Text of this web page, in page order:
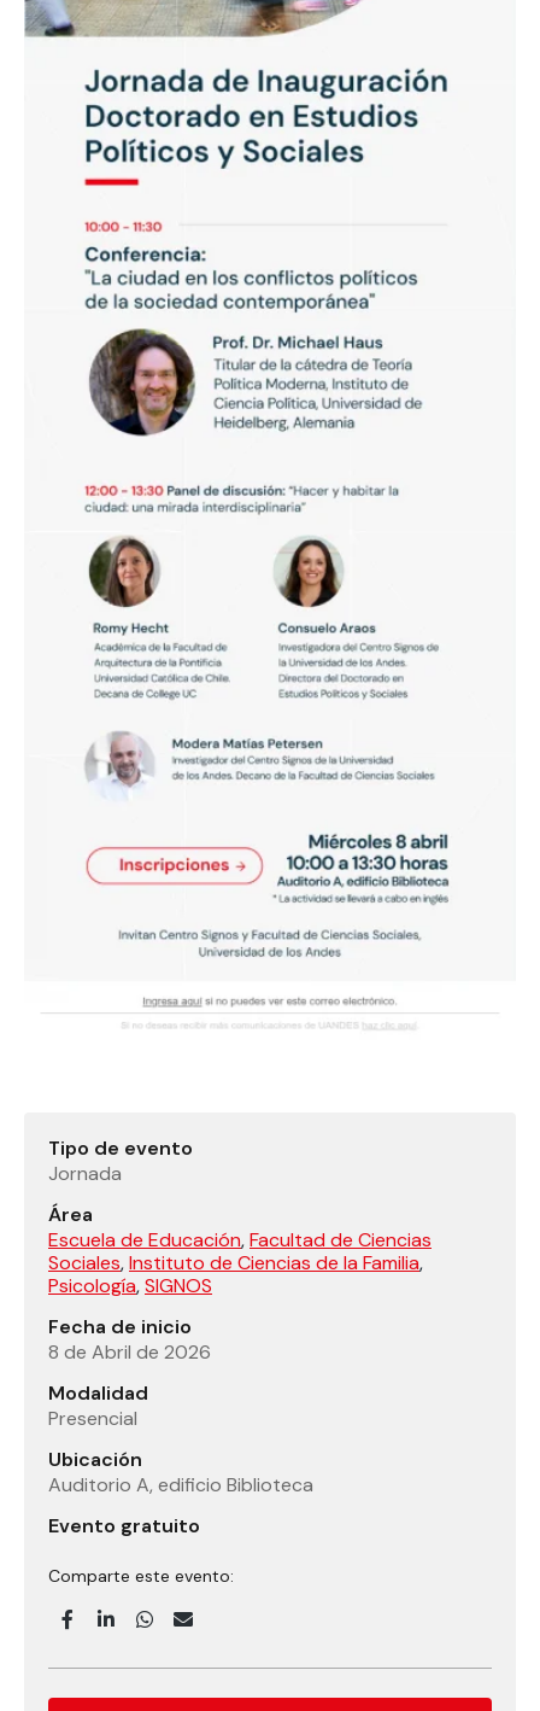
Tipo de evento
Jornada
Área
Escuela de Educación,Facultad de Ciencias
Sociales,Instituto de Ciencias de la Familia,
Psicología,SIGNOS
Fecha de inicio
8 de Abril de 2026
Modalidad
Presencial
Ubicación
Auditorio A, edificio Biblioteca
Evento gratuito
Comparte este evento: